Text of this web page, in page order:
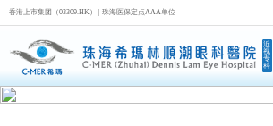
香港上市集团（03309.HK） | 珠海医保定点AAA单位
近
视
专
科